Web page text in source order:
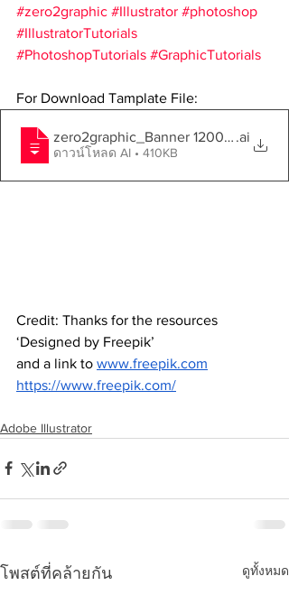
#zero2graphic #Illustrator #photoshop
#IllustratorTutorials
#PhotoshopTutorials #GraphicTutorials
For Download Tamplate File:
zero2graphic_Banner 1200x1200px
.ai
ดาวน์โหลด AI • 410KB
Credit: Thanks for the resources
‘Designed by Freepik’
and a link to www.freepik.com
https://www.freepik.com/
Adobe Illustrator
โพสต์ที่คล้ายกัน ดูทั้งหมด